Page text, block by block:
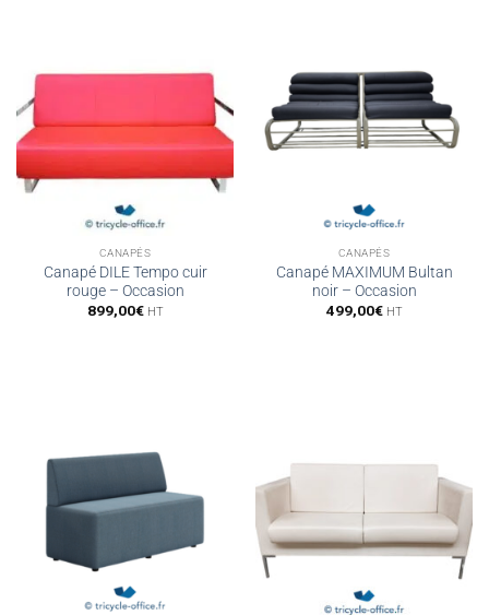
CANAPÉS
Canapé DILE Tempo cuir
rouge – Occasion
899,00€ HT
CANAPÉS
Canapé MAXIMUM Bultan
noir – Occasion
499,00€ HT